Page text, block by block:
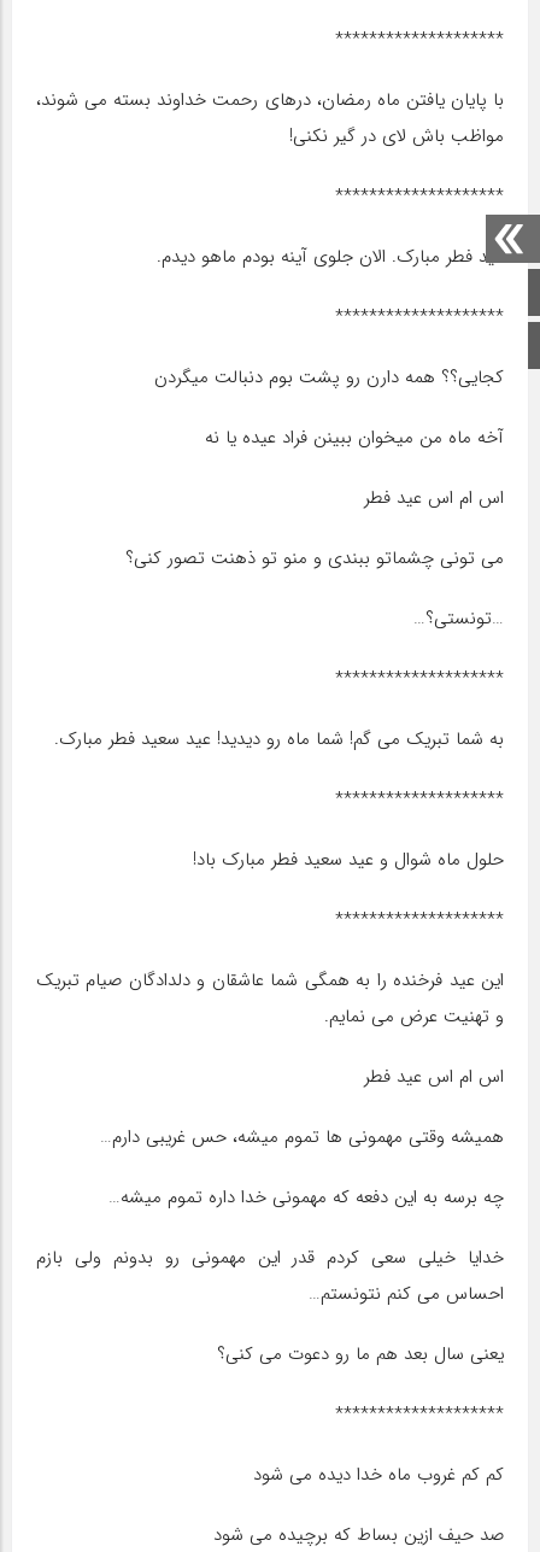
********************
با پایان یافتن ماه رمضان، درهای رحمت خداوند بسته می شوند،
مواظب باش لای در گیر نکنی!
********************
عید فطر مبارک. الان جلوی آینه بودم ماهو دیدم.
********************
کجایی؟؟ همه دارن رو پشت بوم دنبالت میگردن
آخه ماه من میخوان ببینن فراد عیده یا نه
اس ام اس عید فطر
می تونی چشماتو ببندی و منو تو ذهنت تصور کنی؟
…تونستی؟…
********************
به شما تبریک می گم! شما ماه رو دیدید! عید سعید فطر مبارک.
********************
حلول ماه شوال و عید سعید فطر مبارک باد!
********************
این عید فرخنده را به همگی شما عاشقان و دلدادگان صیام تبریک
و تهنیت عرض می نمایم.
اس ام اس عید فطر
همیشه وقتی مهمونی ها تموم میشه، حس غریبی دارم…
چه برسه به این دفعه که مهمونی خدا داره تموم میشه…
خدایا خیلی سعی کردم قدر این مهمونی رو بدونم ولی بازم
احساس می کنم نتونستم…
یعنی سال بعد هم ما رو دعوت می کنی؟
********************
کم کم غروب ماه خدا دیده می شود
صد حیف ازین بساط که برچیده می شود